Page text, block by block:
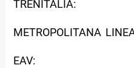
TRENITALIA:
METROPOLITANA
EAV: